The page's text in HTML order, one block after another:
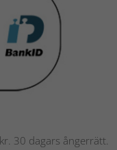
30 dagars ångerrätt.